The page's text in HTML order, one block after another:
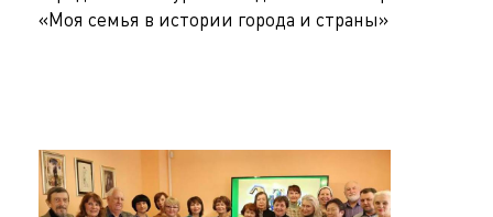
«Моя семья в истории города и страны»